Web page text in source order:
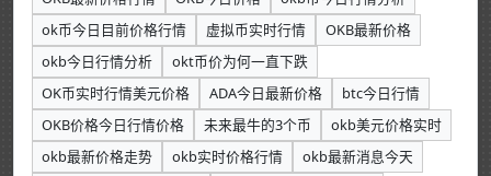
ok币今日目前价格行情
虚拟币实时行情
OKB最新价格
okb今日行情分析
okt币价为何一直下跌
OK币实时行情美元价格
ADA今日最新价格
btc今日行情
OKB价格今日行情价格
未来最牛的3个币
okb美元价格实时
okb最新价格走势
okb实时价格行情
okb最新消息今天